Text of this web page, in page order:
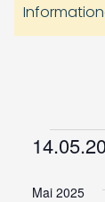
Mai 2025